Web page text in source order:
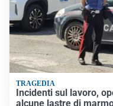
TRAGEDIA
Incidenti sul lavoro,
alcune lastre di